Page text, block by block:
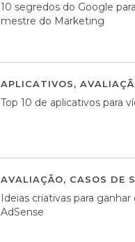
10 segredos do Google
mestre do Marketing
APLICATIVOS,
Top 10 de aplicativos para
AVALIAÇÃO, CASOS DE
Ideias criativas para
AdSense